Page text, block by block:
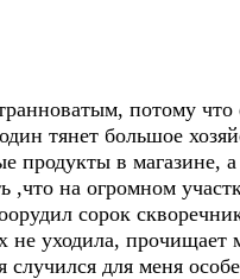
потому что
тянет большое
продукты в магазине,
,что на огромном
сорок
уходила, прочищает
случился для меня